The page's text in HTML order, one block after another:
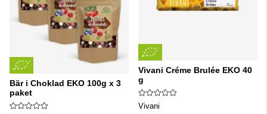
Bär i Choklad EKO 100g x 3
paket
Vivani Créme Brulée EKO 40
g
Vivani